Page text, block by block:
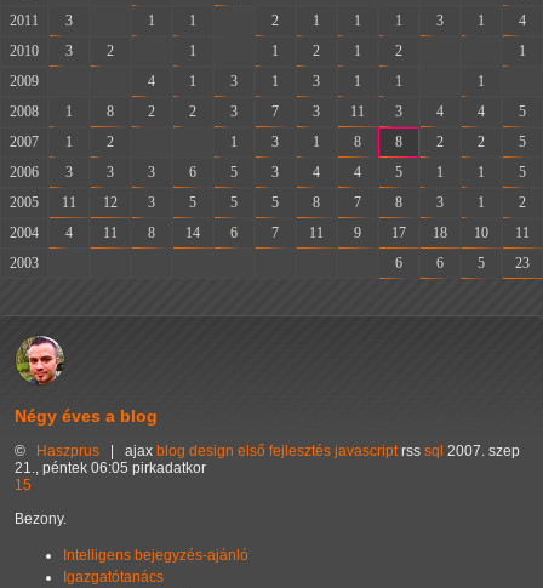
2011
3 1 1 2 1 1 1 3 1
4
2010
3 2 1 1 2 1 2
1
2009
4 1 3 1 3 1 1 1
2008
1 8 2 2 3 7 3 11 3 4 4
5
2007
1 2 1 3 1 8 8 2 2
5
2006
3 3 3 6 5 3 4 4 5 1 1
5
2005
11 12 3 5 5 5 8 7 8 3 1
2
2004
4 11 8 14 6 7 11 9 17 18 10
11
2003
6 6 5 23
Négy éves a blog
© Haszprus ajax blog design első fejlesztés javascript rss sql 2007. szep
21., péntek 06:05 pirkadatkor
15
Bezony.
Intelligens bejegyzés-ajánló
Igazgatótanács